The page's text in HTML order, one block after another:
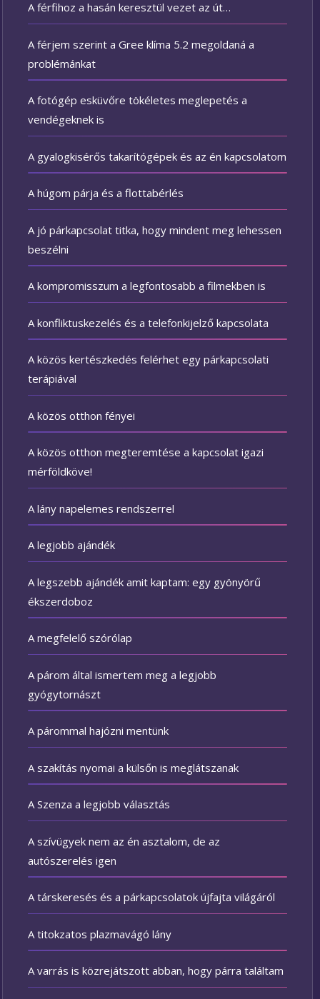
A férfihoz a hasán keresztül vezet az út…
A férjem szerint a Gree klíma 5.2 megoldaná a
problémánkat
A fotógép esküvőre tökéletes meglepetés a
vendégeknek is
A gyalogkisérős takarítógépek és az én kapcsolatom
A húgom párja és a flottabérlés
A jó párkapcsolat titka, hogy mindent meg lehessen
beszélni
A kompromisszum a legfontosabb a filmekben is
A konfliktuskezelés és a telefonkijelző kapcsolata
A közös kertészkedés felérhet egy párkapcsolati
terápiával
A közös otthon fényei
A közös otthon megteremtése a kapcsolat igazi
mérföldköve!
A lány napelemes rendszerrel
A legjobb ajándék
A legszebb ajándék amit kaptam: egy gyönyörű
ékszerdoboz
A megfelelő szórólap
A párom által ismertem meg a legjobb
gyógytornászt
A párommal hajózni mentünk
A szakítás nyomai a külsőn is meglátszanak
A Szenza a legjobb választás
A szívügyek nem az én asztalom, de az
autószerelés igen
A társkeresés és a párkapcsolatok újfajta világáról
A titokzatos plazmavágó lány
A varrás is közrejátszott abban, hogy párra találtam